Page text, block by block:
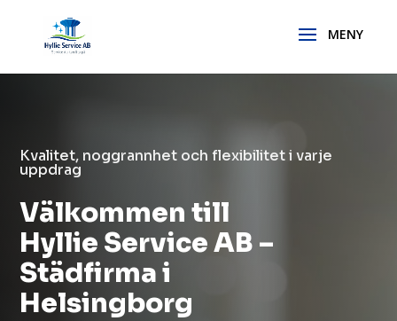
Kvalitet, noggrannhet och flexibilitet i varje
uppdrag
Välkommen till
Hyllie Service AB –
Städfirma i
Helsingborg